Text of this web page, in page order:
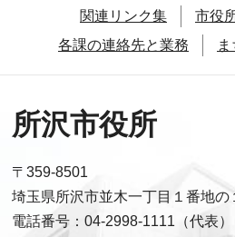
関連リンク集
市役
各課の連絡先と業務
所沢市役所
〒359-8501
埼玉県所沢市並木一丁目１番地の
電話番号：04-2998-1111（代表）